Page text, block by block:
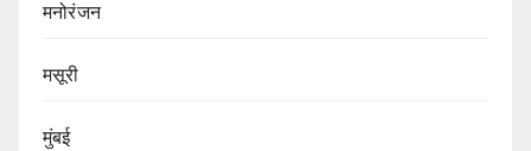
मनोरंजन
मसूरी
मुंबई